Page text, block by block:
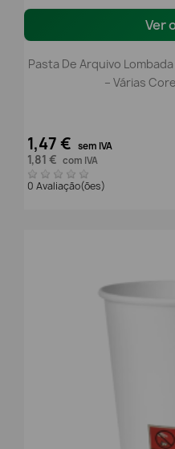
Ver
Pasta De Arquivo
– Várias
1,47 € sem IVA
1,81 € com IVA
0 Avaliação(ões)